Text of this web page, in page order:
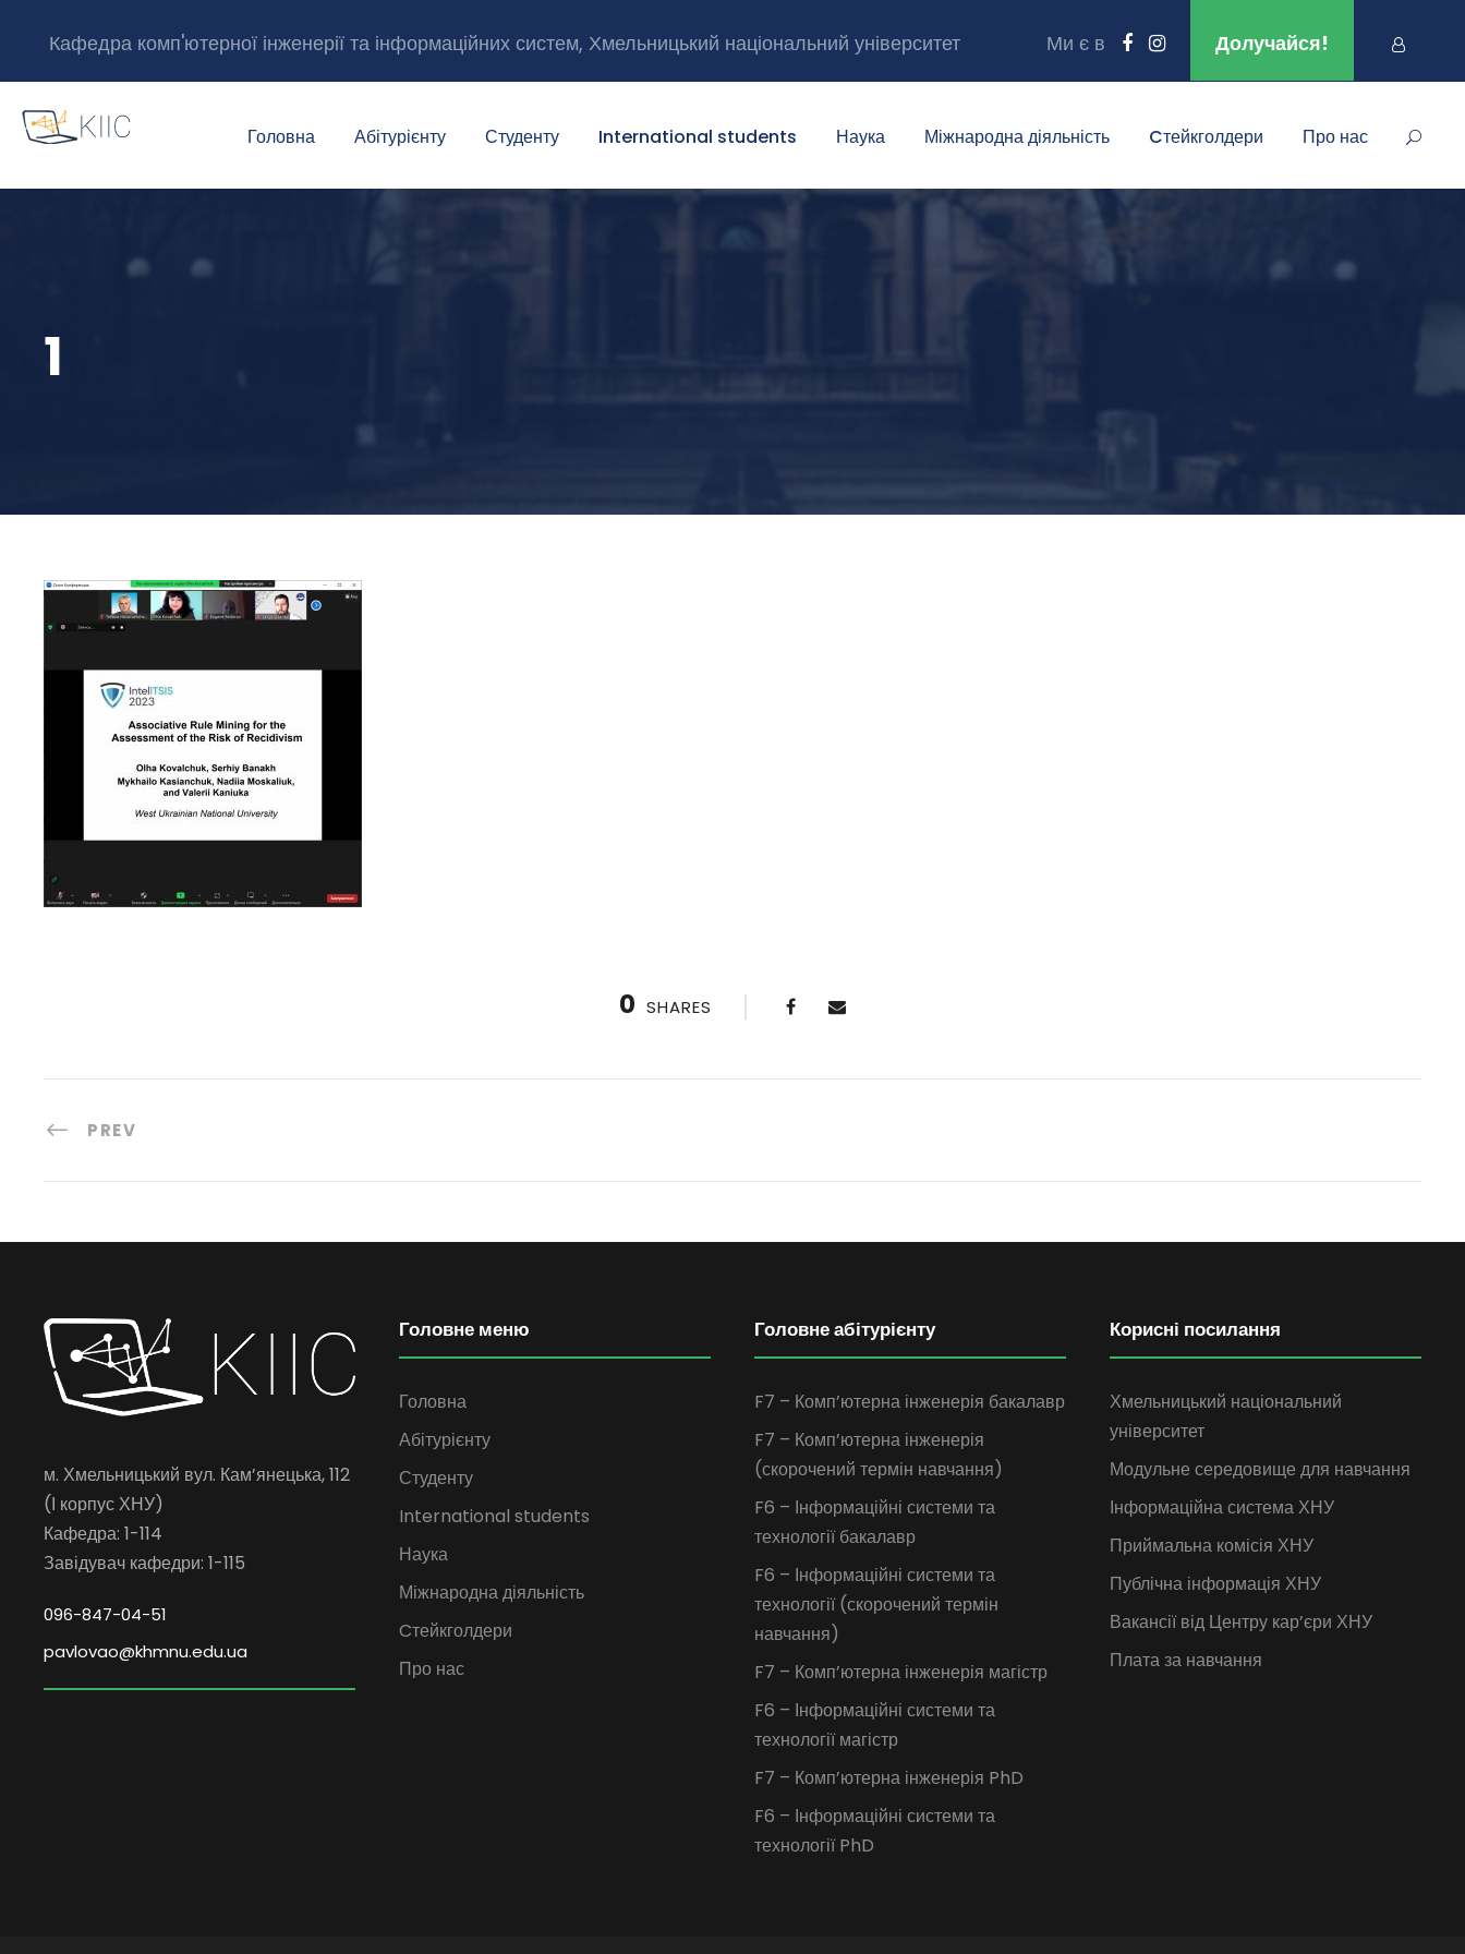
Кафедра комп'ютерної інженерії та інформаційних систем, Хмельницький національний університет Ми є в Долучайся!
Головна Абітурієнту Студенту International students Наука Міжнародна діяльність Cтейкголдери Про нас
1
0 SHARES
PREV
м. Хмельницький вул. Кам’янецька, 112
(І корпус ХНУ)
Кафедра: 1-114
Завідувач кафедри: 1-115
096-847-04-51
pavlovao@khmnu.edu.ua
Головне меню
Головна
Абітурієнту
Студенту
International students
Наука
Міжнародна діяльність
Cтейкголдери
Про нас
Головне абітурієнту
F7 – Комп’ютерна інженерія бакалавр
F7 – Комп’ютерна інженерія
(скорочений термін навчання)
F6 – Інформаційні системи та
технології бакалавр
F6 – Інформаційні системи та
технології (скорочений термін
навчання)
F7 – Комп’ютерна інженерія магістр
F6 – Інформаційні системи та
технології магістр
F7 – Комп’ютерна інженерія PhD
F6 – Інформаційні системи та
технології PhD
Корисні посилання
Хмельницький національний
університет
Модульне середовище для навчання
Інформаційна система ХНУ
Приймальна комісія ХНУ
Публічна інформація ХНУ
Вакансії від Центру кар’єри ХНУ
Плата за навчання